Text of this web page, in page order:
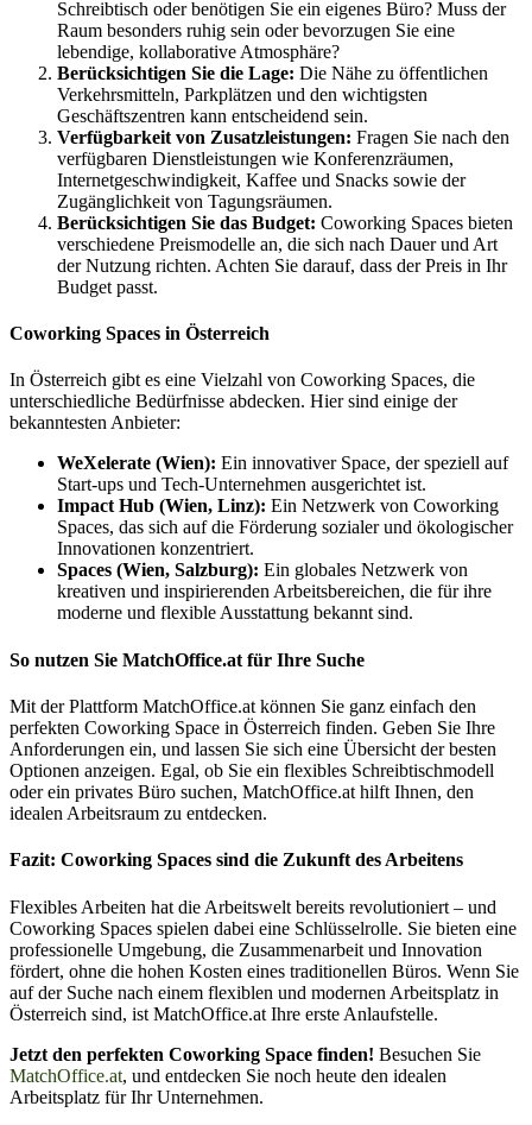
Schreibtisch oder benötigen Sie ein eigenes Büro? Muss der
Raum besonders ruhig sein oder bevorzugen Sie eine
lebendige, kollaborative Atmosphäre?
Berücksichtigen Sie die Lage: Die Nähe zu öffentlichen
Verkehrsmitteln, Parkplätzen und den wichtigsten
Geschäftszentren kann entscheidend sein.
Verfügbarkeit von Zusatzleistungen: Fragen Sie nach den
verfügbaren Dienstleistungen wie Konferenzräumen,
Internetgeschwindigkeit, Kaffee und Snacks sowie der
Zugänglichkeit von Tagungsräumen.
Berücksichtigen Sie das Budget: Coworking Spaces bieten
verschiedene Preismodelle an, die sich nach Dauer und Art
der Nutzung richten. Achten Sie darauf, dass der Preis in Ihr
Budget passt.
Coworking Spaces in Österreich
In Österreich gibt es eine Vielzahl von Coworking Spaces, die
unterschiedliche Bedürfnisse abdecken. Hier sind einige der
bekanntesten Anbieter:
WeXelerate (Wien): Ein innovativer Space, der speziell auf
Start-ups und Tech-Unternehmen ausgerichtet ist.
Impact Hub (Wien, Linz): Ein Netzwerk von Coworking
Spaces, das sich auf die Förderung sozialer und ökologischer
Innovationen konzentriert.
Spaces (Wien, Salzburg): Ein globales Netzwerk von
kreativen und inspirierenden Arbeitsbereichen, die für ihre
moderne und flexible Ausstattung bekannt sind.
So nutzen Sie MatchOffice.at für Ihre Suche
Mit der Plattform MatchOffice.at können Sie ganz einfach den
perfekten Coworking Space in Österreich finden. Geben Sie Ihre
Anforderungen ein, und lassen Sie sich eine Übersicht der besten
Optionen anzeigen. Egal, ob Sie ein flexibles Schreibtischmodell
oder ein privates Büro suchen, MatchOffice.at hilft Ihnen, den
idealen Arbeitsraum zu entdecken.
Fazit: Coworking Spaces sind die Zukunft des Arbeitens
Flexibles Arbeiten hat die Arbeitswelt bereits revolutioniert – und
Coworking Spaces spielen dabei eine Schlüsselrolle. Sie bieten eine
professionelle Umgebung, die Zusammenarbeit und Innovation
fördert, ohne die hohen Kosten eines traditionellen Büros. Wenn Sie
auf der Suche nach einem flexiblen und modernen Arbeitsplatz in
Österreich sind, ist MatchOffice.at Ihre erste Anlaufstelle.
Jetzt den perfekten Coworking Space finden! Besuchen Sie
MatchOffice.at, und entdecken Sie noch heute den idealen
Arbeitsplatz für Ihr Unternehmen.